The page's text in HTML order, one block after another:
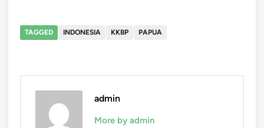
TAGGED INDONESIA KKBP PAPUA
admin
More by admin